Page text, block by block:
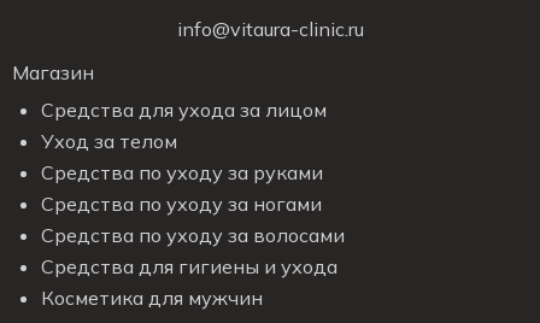
info@vitaura-clinic.ru
Магазин
Средства для ухода за лицом
Уход за телом
Средства по уходу за руками
Средства по уходу за ногами
Средства по уходу за волосами
Средства для гигиены и ухода
Косметика для мужчин